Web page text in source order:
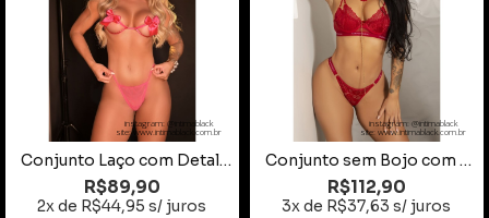
instagram: @intimablack
site: www.intimablack.com.br
Conjunto Laço com Detalhes Delicados e Ajuste Confortável
R$89,90
2x de R$44,95 s/ juros
instagram: @intimablack
site: www.intimablack.com.br
Conjunto sem Bojo com Elástico Vermelho Tamanho GG
R$112,90
3x de R$37,63 s/ juros